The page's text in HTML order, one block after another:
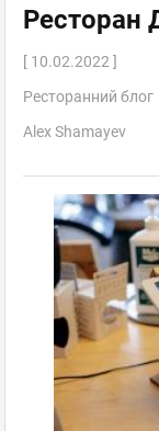
Ресторан
[ 10.02.2022 ]
Ресторанний блог
Alex Shamayev